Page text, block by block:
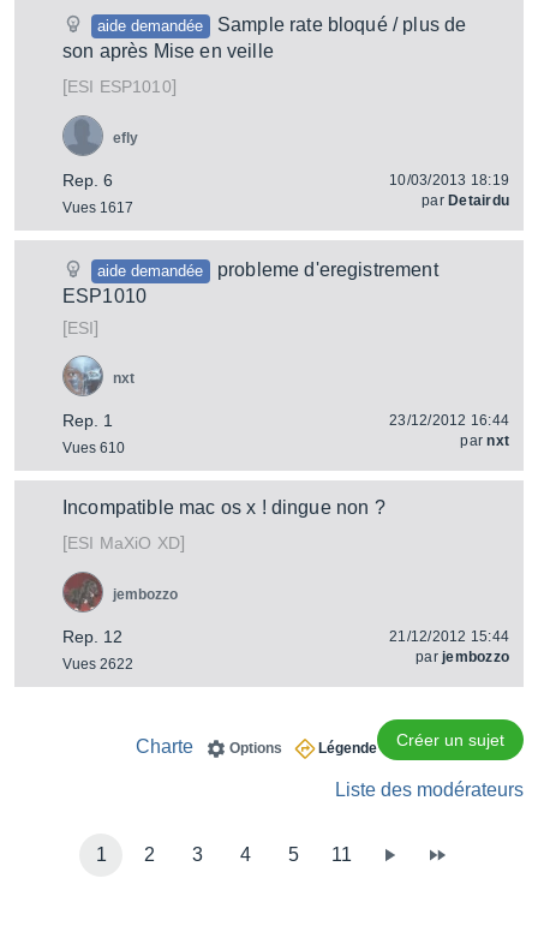
aide demandée
Sample rate bloqué / plus de
son après Mise en veille
[ESI ESP1010]
Rep. 6
Vues 1617
efly
10/03/2013 18:19
par Detairdu
aide demandée
probleme d'eregistrement
ESP1010
[ESI]
Rep. 1
Vues 610
nxt
23/12/2012 16:44
parnxt
Incompatible mac os x ! dingue non ?
[ESI MaXiO XD]
Rep. 12
Vues 2622
jembozzo
21/12/2012 15:44
parjembozzo
Créer un sujet
Légende
Options
Charte
Liste des modérateurs
1 2 3 4 5 11